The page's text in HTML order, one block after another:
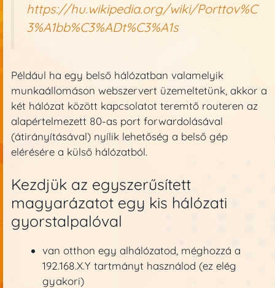
https://hu.wikipedia.org/wiki/Porttov%C
3%A1bb%C3%ADt%C3%A1s
Például ha egy belső hálózatban valamelyik
munkaállomáson webszervert üzemeltetünk, akkor a
két hálózat között kapcsolatot teremtő routeren az
alapértelmezett 80-as port forwardolásával
(átirányításával) nyílik lehetőség a belső gép
elérésére a külső hálózatból.
Kezdjük az egyszerűsített
magyarázatot egy kis hálózati
gyorstalpalóval
van otthon egy alhálózatod, méghozzá a
192.168.X.Y tartmányt használod (ez elég
gyakori)